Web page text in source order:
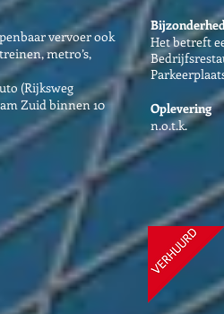
vervoer ook
metro’s,
(Rijksweg
Zuid binnen 10
Het betreft
Oplevering
n.o.t.k.